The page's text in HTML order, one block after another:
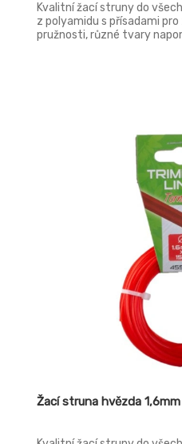
Kvalitní žací struny do
z polyamidu s přísadami
pružnosti, různé tvary
Žací struna hvězda